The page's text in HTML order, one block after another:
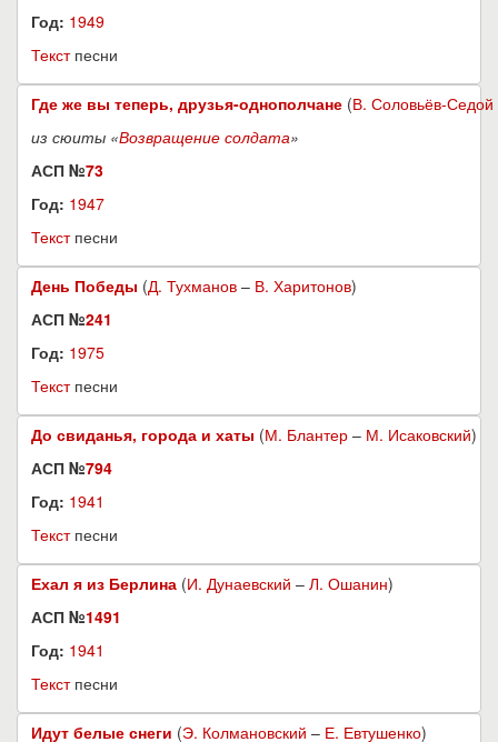
Год: 1949
Текстпесни
Где же вы теперь, друзья-однополчане (В. Соловьёв-Седой
из сюиты «Возвращение солдата»
АСП №73
Год: 1947
Текстпесни
День Победы (Д. Тухманов – В. Харитонов)
АСП №241
Год: 1975
Текстпесни
До свиданья, города и хаты (М. Блантер – М. Исаковский)
АСП №794
Год: 1941
Текстпесни
Ехал я из Берлина (И. Дунаевский – Л. Ошанин)
АСП №1491
Год: 1941
Текстпесни
Идут белые снеги (Э. Колмановский – Е. Евтушенко)